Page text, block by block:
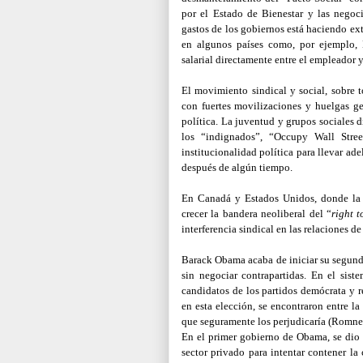
por el Estado de Bienestar y las
gastos de los gobiernos está haciendo
en algunos países como, por ejemplo,
salarial directamente entre el
El movimiento sindical y social, sobre
con fuertes movilizaciones y huelgas
política. La juventud y grupos sociales
los “indignados”, “Occupy Wall
institucionalidad política para llevar
después de algún tiempo.
En Canadá y Estados Unidos, donde
crecer la bandera neoliberal del “right
interferencia sindical en las relaciones
Barack Obama acaba de iniciar su
sin negociar contrapartidas. En el
candidatos de los partidos demócrata
en esta elección, se encontraron entre
que seguramente los perjudicaría
En el primer gobierno de Obama, se
sector privado para intentar contener